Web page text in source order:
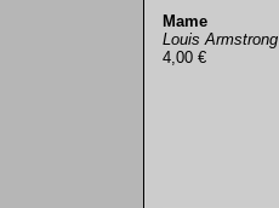
Mame
Louis Armstrong
4,00 €